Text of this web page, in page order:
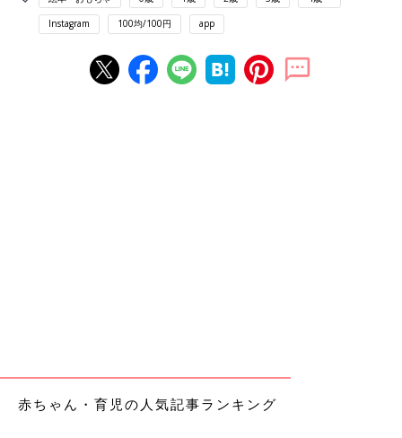
Instagram 100均/100円 app
赤ちゃん・育児の人気記事ランキング